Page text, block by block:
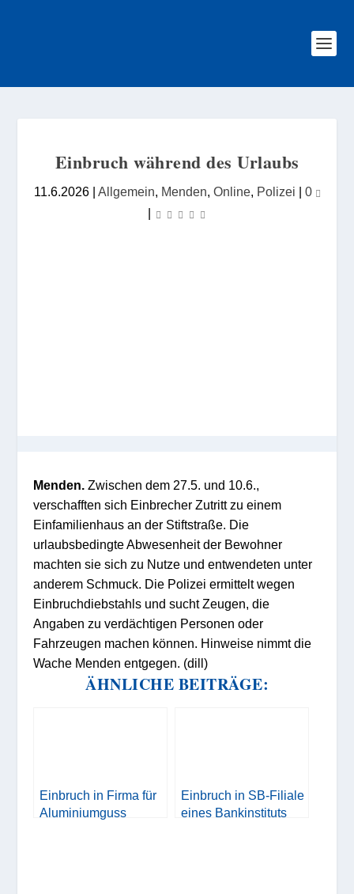
Einbruch während des Urlaubs
11.6.2026| Allgemein, Menden, Online, Polizei | 0
|
Menden. Zwischen dem 27.5. und 10.6.,
verschafften sich Einbrecher Zutritt zu einem
Einfamilienhaus an der Stiftstraße. Die
urlaubsbedingte Abwesenheit der Bewohner
machten sie sich zu Nutze und entwendeten unter
anderem Schmuck. Die Polizei ermittelt wegen
Einbruchdiebstahls und sucht Zeugen, die
Angaben zu verdächtigen Personen oder
Fahrzeugen machen können. Hinweise nimmt die
Wache Menden entgegen. (dill)
ÄHNLICHE BEITRÄGE:
Einbruch in Firma für
Aluminiumguss
Einbruch in SB-Filiale
eines Bankinstituts